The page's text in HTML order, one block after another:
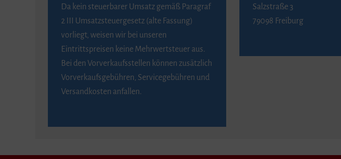
Da kein steuerbarer Umsatz gemäß Paragraf
2 III Umsatzsteuergesetz (alte Fassung)
vorliegt, weisen wir bei unseren
Eintrittspreisen keine Mehrwertsteuer aus.
Bei den Vorverkaufsstellen können zusätzlich
Vorverkaufsgebühren, Servicegebühren und
Versandkosten anfallen.
Salzstraße 3
79098 Freiburg